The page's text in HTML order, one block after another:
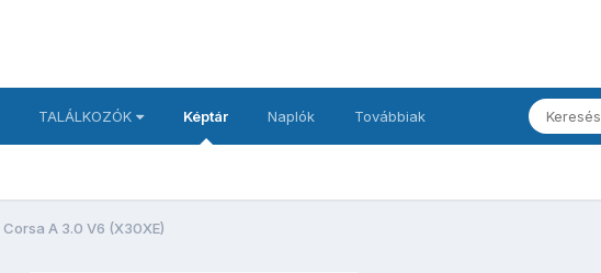
TALÁLKOZÓK Képtár Naplók Továbbiak
Corsa A 3.0 V6 (X30XE)